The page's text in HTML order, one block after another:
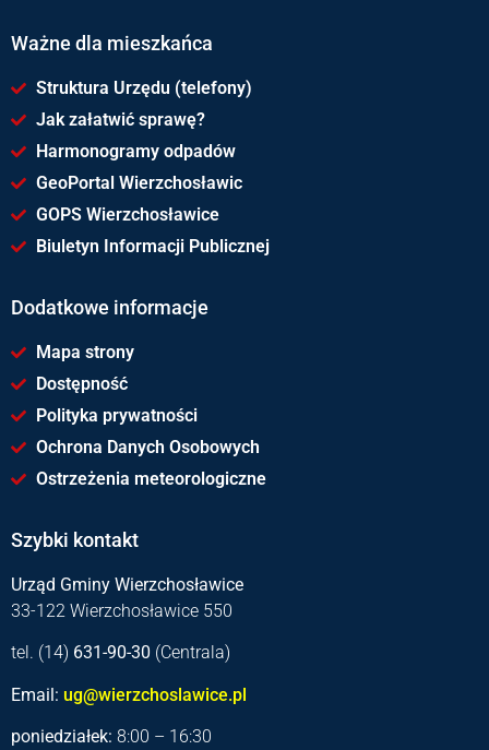
Ważne dla mieszkańca
Struktura Urzędu (telefony)
Jak załatwić sprawę?
Harmonogramy odpadów
GeoPortal Wierzchosławic
GOPS Wierzchosławice
Biuletyn Informacji Publicznej
Dodatkowe informacje
Mapa strony
Dostępność
Polityka prywatności
Ochrona Danych Osobowych
Ostrzeżenia meteorologiczne
Szybki kontakt
Urząd Gminy Wierzchosławice
33-122 Wierzchosławice 550
tel. (14) 631-90-30 (Centrala)
Email: ug@wierzchoslawice.pl
poniedziałek: 8:00 – 16:30